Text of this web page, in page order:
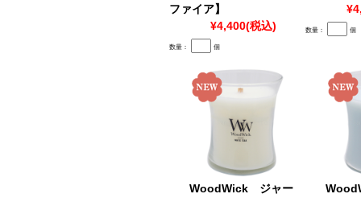
ファイア】
¥4,400(税込)
数量： 個
数量： 個
WoodWick ジャー